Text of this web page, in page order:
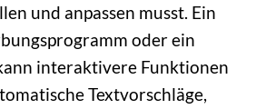
und anpassen musst. Ein
oder ein
interaktivere Funktionen
Textvorschläge,